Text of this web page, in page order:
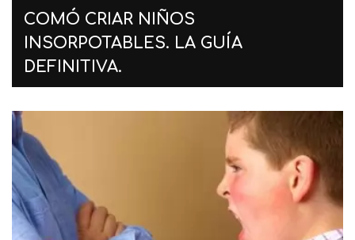
COMÓ CRIAR NIÑOS
INSORPOTABLES. LA GUÍA
DEFINITIVA.